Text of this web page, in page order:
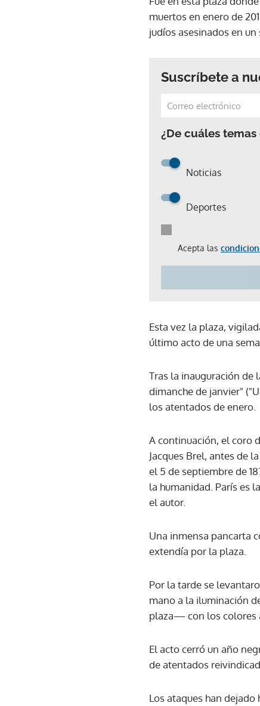
muertos en enero de
judíos asesinados en
Suscríbete a
¿De cuáles
Noticias
Deportes
Acepta las
Esta vez la plaza,
último acto de una
Tras la inauguración de
dimanche de janvier"
los atentados de enero.
A continuación, el coro
Jacques Brel, antes de
el 5 de septiembre de
la humanidad. París es
el autor.
Una inmensa pancarta
extendía por la plaza.
Por la tarde se
mano a la iluminación
plaza— con los colores
El acto cerró un año
de atentados
Los ataques han